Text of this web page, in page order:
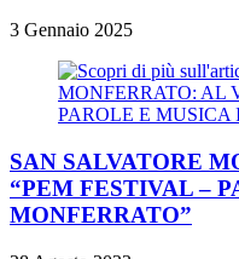
3 Gennaio 2025
SAN SALVATORE
“PEM FESTIVAL –
MONFERRATO”